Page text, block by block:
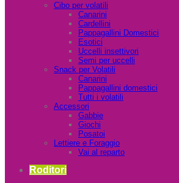
Cibo per volatili
Canarini
Cardellini
Pappagallini Domestici
Esotici
Uccelli insettivori
Semi per uccelli
Snack per Volatili
Canarini
Pappagallini domestici
Tutti i volatili
Accessori
Gabbie
Giochi
Posatoi
Lettiere e Foraggio
Vai al reparto
Roditori